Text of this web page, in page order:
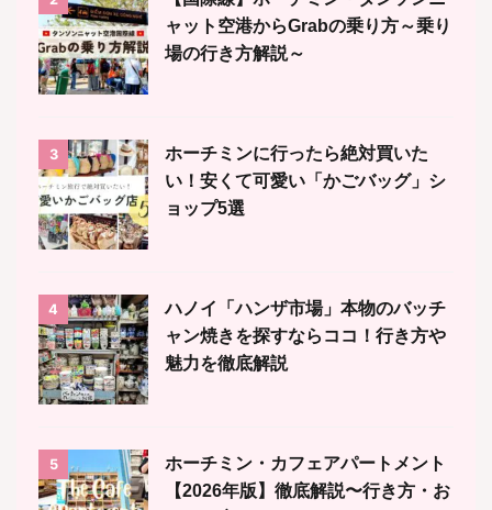
ャット空港からGrabの乗り方～乗り
場の行き方解説～
3
ホーチミンに行ったら絶対買いた
い！安くて可愛い「かごバッグ」シ
ョップ5選
4
ハノイ「ハンザ市場」本物のバッチ
ャン焼きを探すならココ！行き方や
魅力を徹底解説
5
ホーチミン・カフェアパートメント
【2026年版】徹底解説〜行き方・お